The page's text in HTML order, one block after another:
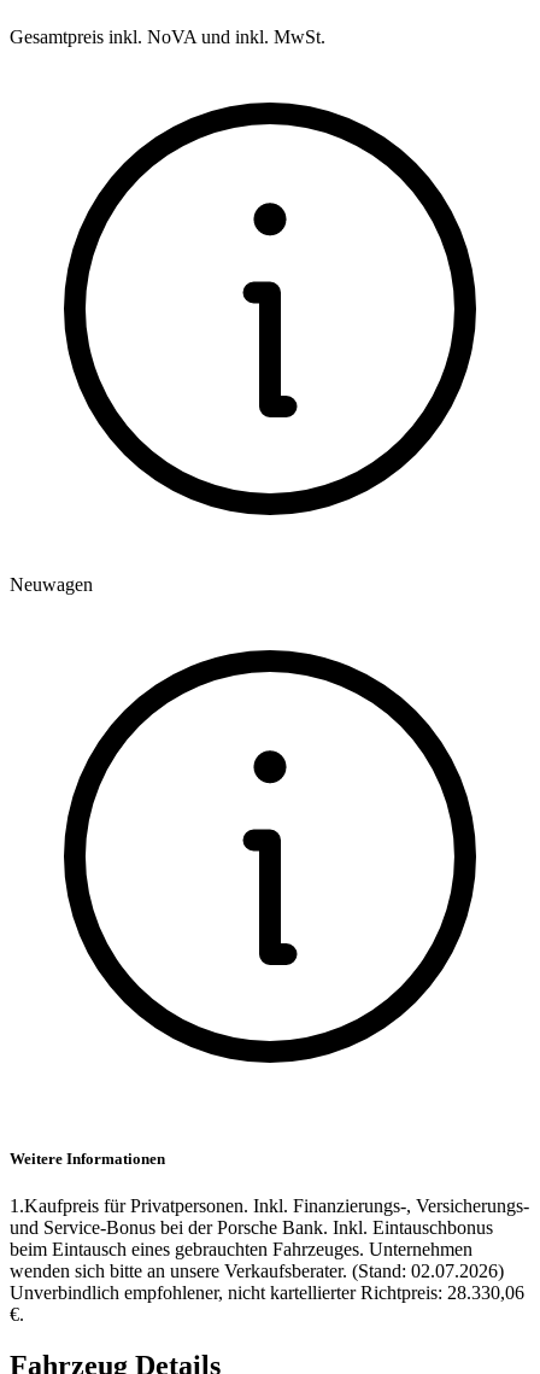
Gesamtpreis inkl. NoVA und inkl. MwSt.
Neuwagen
Weitere Informationen
1.Kaufpreis für Privatpersonen. Inkl. Finanzierungs-, Versicherungs-
und Service-Bonus bei der Porsche Bank. Inkl. Eintauschbonus
beim Eintausch eines gebrauchten Fahrzeuges. Unternehmen
wenden sich bitte an unsere Verkaufsberater. (Stand: 02.07.2026)
Unverbindlich empfohlener, nicht kartellierter Richtpreis: 28.330,06
€.
Fahrzeug Details